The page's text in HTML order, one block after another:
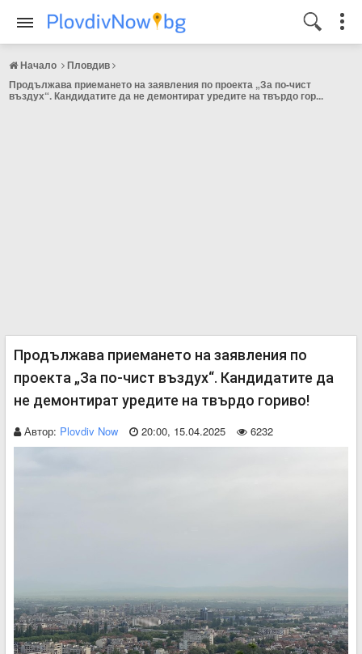
Начало
Пловдив
Продължава приемането на заявления по проекта „За по-чист
въздух“. Кандидатите да не демонтират уредите на твърдо гор...
Продължава приемането на заявления по
проекта „За по-чист въздух“. Кандидатите да
не демонтират уредите на твърдо гориво!
Автор: Plovdiv Now 20:00, 15.04.2025 6232